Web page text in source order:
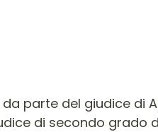
parte del giudice di
di secondo